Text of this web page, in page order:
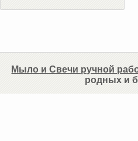
Мыло и Свечи ручной
родных и